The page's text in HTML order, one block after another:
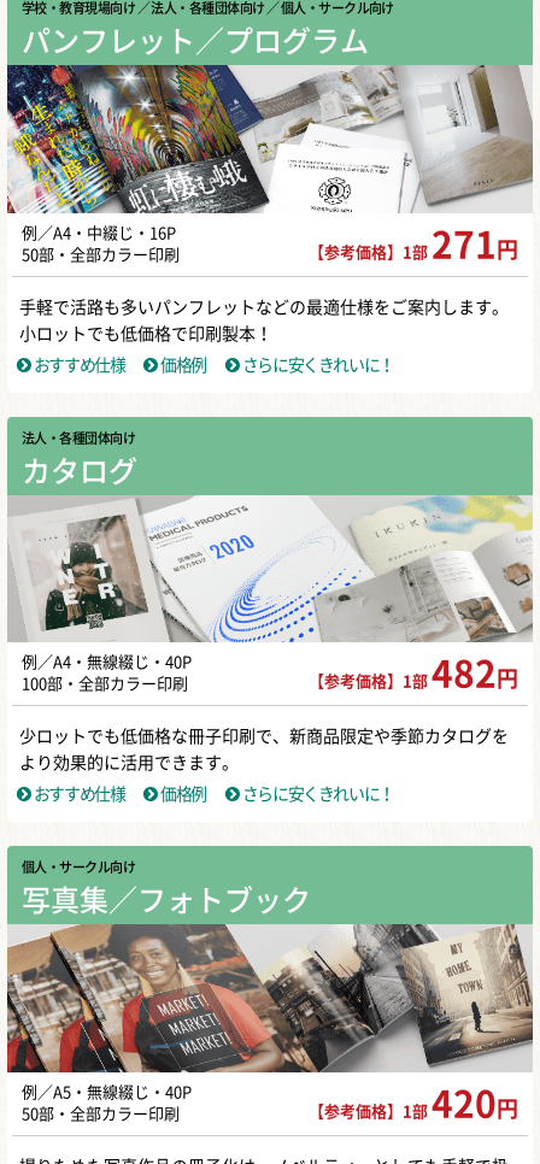
学校・教育現場向け ／ 法人・各種団体向け ／ 個人・サークル向け
パンフレット／プログラム
例／A4・中綴じ・16P
50部・全部カラー印刷
【参考価格】1部 271 円
手軽で活路も多いパンフレットなどの最適仕様をご案内します。
小ロットでも低価格で印刷製本！
おすすめ仕様
価格例 さらに安くきれいに！
法人・各種団体向け
カタログ
例／A4・無線綴じ・40P
100部・全部カラー印刷
【参考価格】1部 482 円
少ロットでも低価格な冊子印刷で、新商品限定や季節カタログを
より効果的に活用できます。
おすすめ仕様
価格例 さらに安くきれいに！
個人・サークル向け
写真集／フォトブック
例／A5・無線綴じ・40P
50部・全部カラー印刷
【参考価格】1部 420 円